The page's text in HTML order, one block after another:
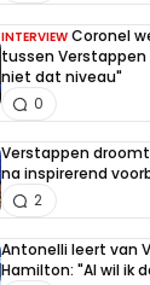
INTERVIEW Coronel
tussen Verstappen
niet dat niveau"
0
Verstappen
na inspirerend
2
Antonelli leert van
Hamilton: "Al wil ik